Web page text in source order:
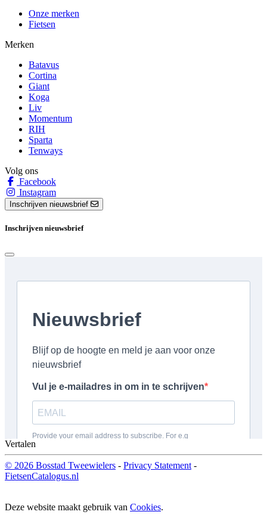
Onze merken
Fietsen
Merken
Batavus
Cortina
Giant
Koga
Liv
Momentum
RIH
Sparta
Tenways
Volg ons
Facebook
Instagram
Inschrijven nieuwsbrief
Inschrijven nieuwsbrief
Vertalen
© 2026 Bosstad Tweewielers - Privacy Statement -
FietsenCatalogus.nl
Deze website maakt gebruik van Cookies.